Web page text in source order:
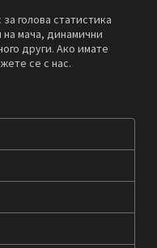
голова статистика
мача, динамични
други. Ако имате
се с нас.